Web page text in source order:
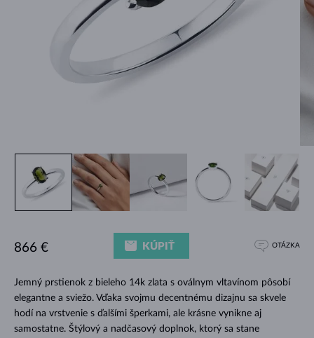
Jemný prstienok z bieleho 14k zlata s oválnym vltavínom pôsobí
elegantne a sviežo. Vďaka svojmu decentnému dizajnu sa skvele
hodí na vrstvenie s ďalšími šperkami, ale krásne vynikne aj
samostatne. Štýlový a nadčasový doplnok, ktorý sa stane
866 € KÚPIŤ OTÁZKA